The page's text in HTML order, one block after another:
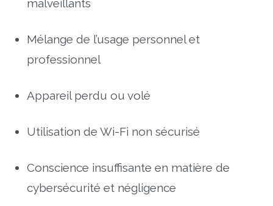
malveillants
Mélange de l’usage personnel et
professionnel
Appareil perdu ou volé
Utilisation de Wi-Fi non sécurisé
Conscience insuffisante en matière de
cybersécurité et négligence